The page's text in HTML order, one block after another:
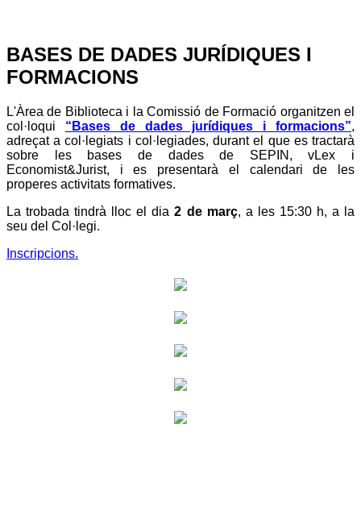
BASES DE DADES JURÍDIQUES I
FORMACIONS
L'Àrea de Biblioteca i la Comissió de Formació organitzen el
col·loqui “Bases de dades jurídiques i formacions”,
adreçat a col·legiats i col·legiades, durant el que es tractarà
sobre les bases de dades de SEPIN, vLex i
Economist&Jurist, i es presentarà el calendari de les
properes activitats formatives.
La trobada tindrà lloc el dia2 de març, a les 15:30 h, a la
seu del Col·legi.
Inscripcions.